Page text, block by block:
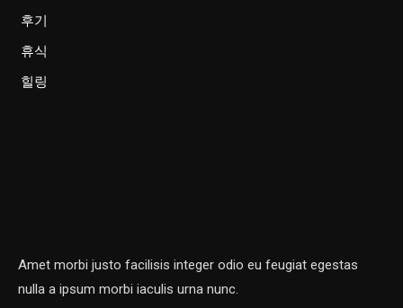
후기
휴식
힐링
Amet morbi justo facilisis integer odio eu feugiat egestas
nulla a ipsum morbi iaculis urna nunc.